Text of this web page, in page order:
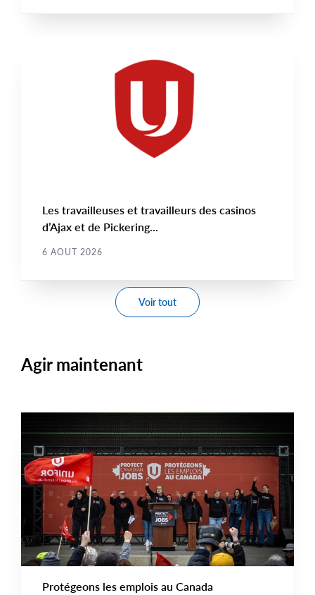
Les travailleuses et travailleurs des casinos
d’Ajax et de Pickering...
6 AOUT 2026
Voir tout
Agir maintenant
Protégeons les emplois au Canada